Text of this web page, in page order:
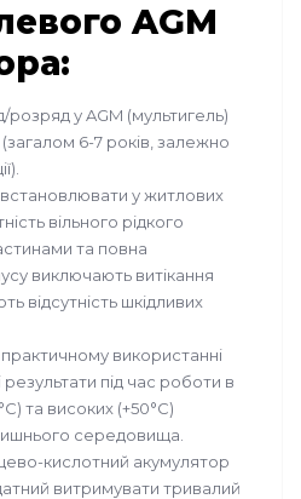
AGM
розряд у AGM (мультигель)
6-7 років, залежно
у житлових
вільного рідкого
та повна
виключають витікання
відсутність шкідливих
використанні
результати під час роботи в
та високих (+50°С)
середовища.
кислотний акумулятор
витримувати тривалий